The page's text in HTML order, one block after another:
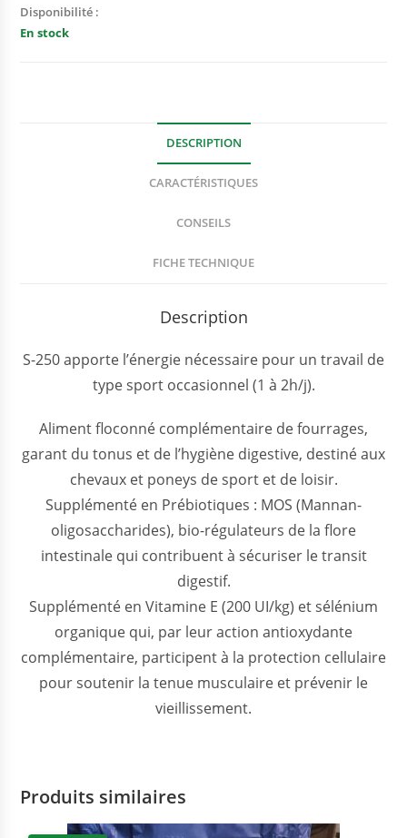
Disponibilité :
En stock
DESCRIPTION
CARACTÉRISTIQUES
CONSEILS
FICHE TECHNIQUE
Description
S-250 apporte l’énergie nécessaire pour un travail de
type sport occasionnel (1 à 2h/j).
Aliment floconné complémentaire de fourrages,
garant du tonus et de l’hygiène digestive, destiné aux
chevaux et poneys de sport et de loisir.
Supplémenté en Prébiotiques : MOS (Mannan-
oligosaccharides), bio-régulateurs de la flore
intestinale qui contribuent à sécuriser le transit
digestif.
Supplémenté en Vitamine E (200 UI/kg) et sélénium
organique qui, par leur action antioxydante
complémentaire, participent à la protection cellulaire
pour soutenir la tenue musculaire et prévenir le
vieillissement.
Produits similaires